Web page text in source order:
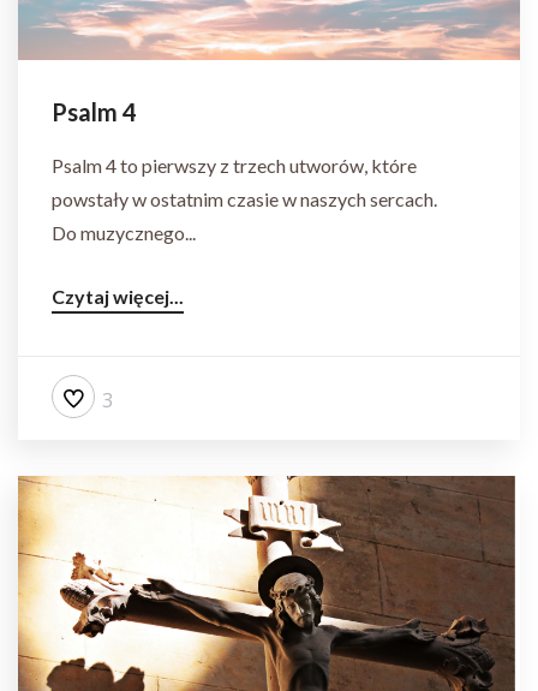
Psalm 4
Psalm 4 to pierwszy z trzech utworów, które
powstały w ostatnim czasie w naszych sercach.
Do muzycznego...
Czytaj więcej...
3